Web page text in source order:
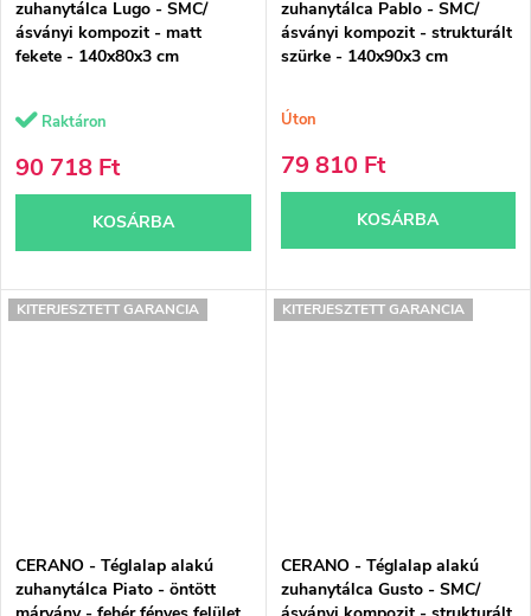
zuhanytálca Lugo - SMC/
ásványi kompozit - matt
fekete - 140x80x3 cm
Raktáron
90 718 Ft
KOSÁRBA
zuhanytálca Pablo - SMC/
ásványi kompozit - strukturált
szürke - 140x90x3 cm
Úton
79 810 Ft
KOSÁRBA
KITERJESZTETT GARANCIA
CERANO - Téglalap alakú
zuhanytálca Piato - öntött
KITERJESZTETT GARANCIA
CERANO - Téglalap alakú
zuhanytálca Gusto - SMC/